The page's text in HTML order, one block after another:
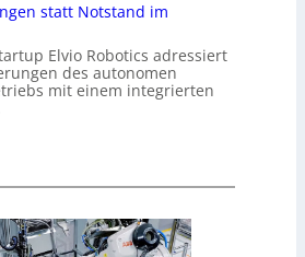
statt Notstand im
Elvio Robotics adressiert
des autonomen
mit einem integrierten